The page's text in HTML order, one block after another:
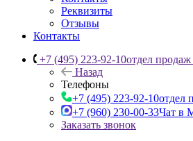
Реквизиты
Отзывы
Контакты
+7 (495) 223-92-10отдел продаж
Назад
Телефоны
+7 (495) 223-92-10отдел
+7 (960) 230-00-33Чат в
Заказать звонок